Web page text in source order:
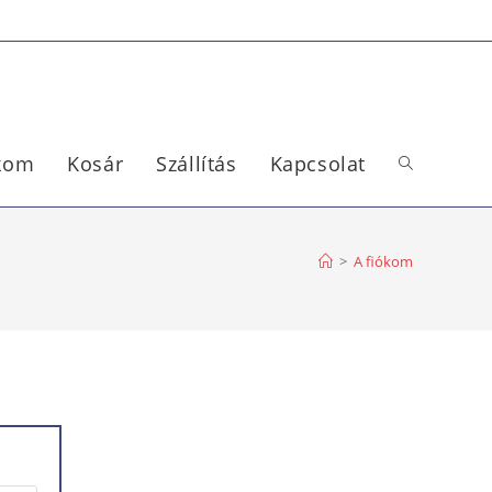
Kosár Szállítás Kapcsolat
> A fiókom